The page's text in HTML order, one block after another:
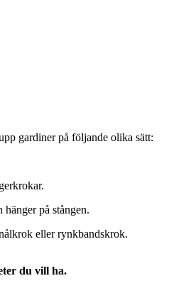
gardiner på följande olika sätt:
på stången.
eller rynkbandskrok.
du vill ha.